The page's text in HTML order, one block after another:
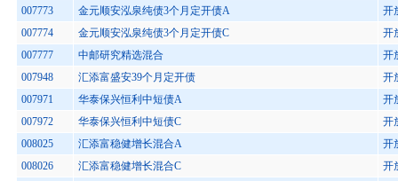
007773
金元顺安泓泉纯债3个月定开债A
开
007774
金元顺安泓泉纯债3个月定开债C
开
007777
中邮研究精选混合
开
007948
汇添富盛安39个月定开债
开
007971
华泰保兴恒利中短债A
开
007972
华泰保兴恒利中短债C
开
008025
汇添富稳健增长混合A
开
008026
汇添富稳健增长混合C 开